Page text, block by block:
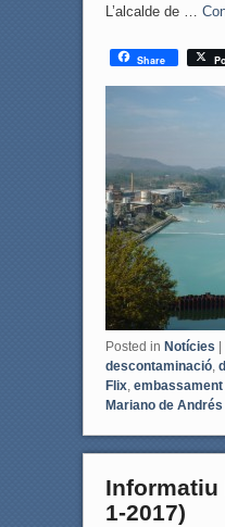
L’alcalde de …
Share
Posted in Notícies |
descontaminació,
Flix, embassament
Mariano de Andrés
Informatiu
1-2017)